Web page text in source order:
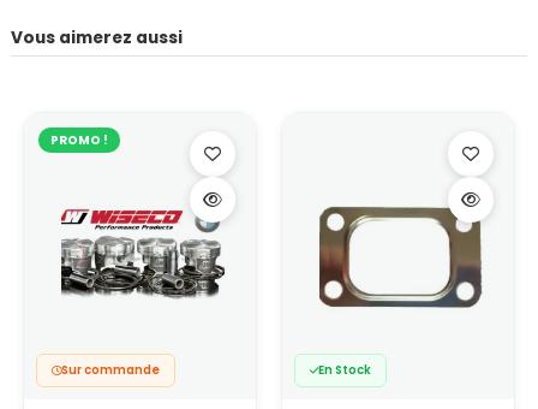
Vous aimerez aussi
PROMO !
Sur commande En Stock